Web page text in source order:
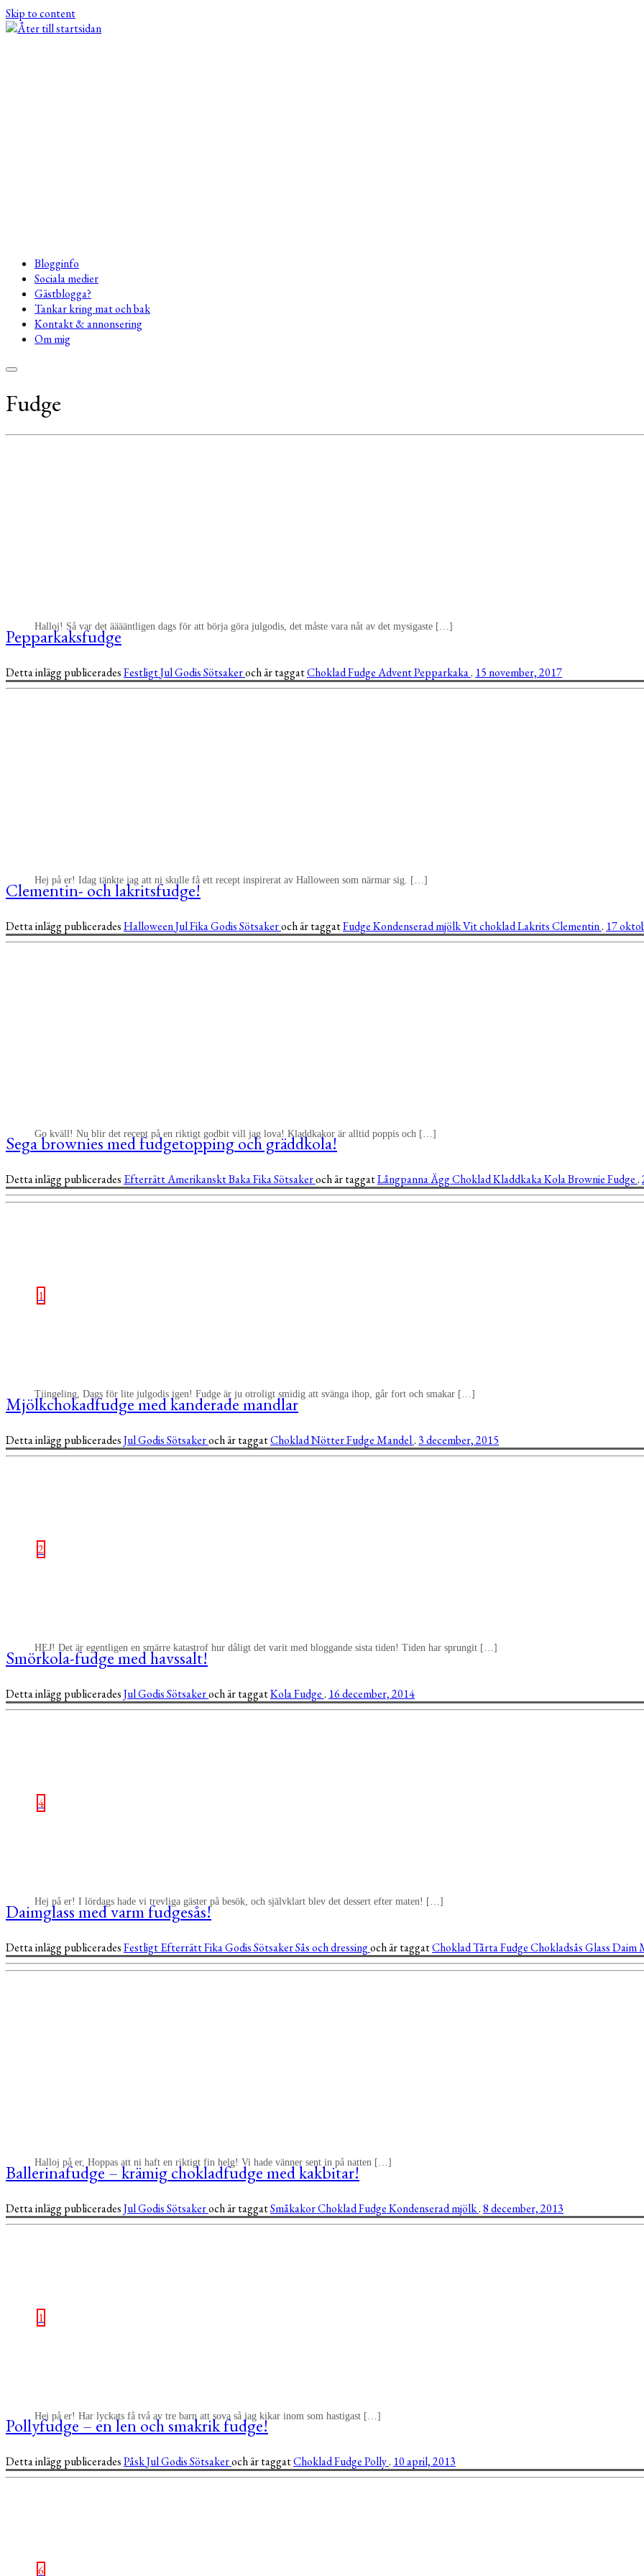
Skip to content
Blogginfo
Sociala medier
Gästblogga?
Tankar kring mat och bak
Kontakt & annonsering
Om mig
Fudge
Halloj! Så var det ääääntligen dags för att börja göra julgodis, det måste vara nåt av det mysigaste […]
Pepparkaksfudge
Detta inlägg publiceradesFestligtJulGodisSötsakeroch är taggatChokladFudgeAdventPepparkaka. 15 november, 2017
Hej på er! Idag tänkte jag att ni skulle få ett recept inspirerat av Halloween som närmar sig. […]
Clementin- och lakritsfudge!
Detta inlägg publiceradesHalloweenJulFikaGodisSötsakeroch är taggatFudgeKondenserad mjölkVit chokladLakritsClementin. 17
Go kväll! Nu blir det recept på en riktigt godbit vill jag lova! Kladdkakor är alltid poppis och […]
Sega brownies med fudgetopping och gräddkola!
Detta inlägg publicerades EfterrättAmerikansktBakaFikaSötsakeroch är taggatLångpannaÄggChokladKladdkakaKolaBrownieFudge.
1
Tjingeling, Dags för lite julgodis igen! Fudge är ju otroligt smidig att svänga ihop, går fort och smakar […]
Mjölkchokadfudge med kanderade mandlar
Detta inlägg publiceradesJulGodisSötsakeroch är taggatChokladNötterFudgeMandel. 3 december, 2015
2
HEJ! Det är egentligen en smärre katastrof hur dåligt det varit med bloggande sista tiden! Tiden har sprungit […]
Smörkola-fudge med havssalt!
Detta inlägg publiceradesJulGodisSötsakeroch är taggatKolaFudge. 16 december, 2014
4
Hej på er! I lördags hade vi trevliga gäster på besök, och självklart blev det dessert efter maten! […]
Daimglass med varm fudgesås!
Detta inlägg publiceradesFestligtEfterrättFikaGodisSötsakerSås och dressingoch är taggatChokladTårtaFudgeChokladsåsGlassDaim
Halloj på er, Hoppas att ni haft en riktigt fin helg! Vi hade vänner sent in på natten […]
Ballerinafudge – krämig chokladfudge med kakbitar!
Detta inlägg publiceradesJulGodisSötsakeroch är taggatSmåkakorChokladFudgeKondenserad mjölk.8 december, 2013
1
Hej på er! Har lyckats få två av tre barn att sova så jag kikar inom som hastigast […]
Pollyfudge – en len och smakrik fudge!
Detta inlägg publiceradesPåskJulGodisSötsakeroch är taggatChokladFudgePolly. 10 april, 2013
6